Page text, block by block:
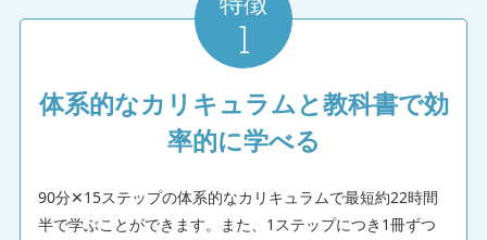
1
体系的なカリキュラムと教科書で効
率的に学べる
90分✕15ステップの体系的なカリキュラムで最短約22時間
半で学ぶことができます。また、1ステップにつき1冊ずつ